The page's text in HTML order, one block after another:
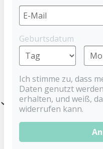
HOME ERNÄHRUNG
Geburtsdatum
Ich stimme zu, dass
Daten genutzt
erhalten, und weiß,
widerrufen kann.